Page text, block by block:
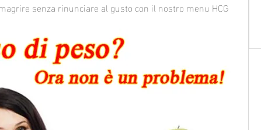
senza rinunciare al gusto con il nostro menu HCG